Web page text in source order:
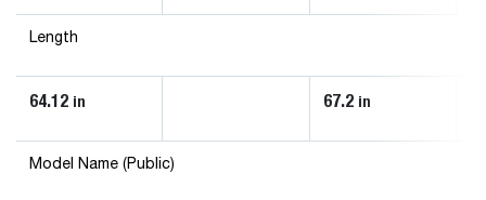
Length
64.12 in 67.2 in
Model Name (Public)